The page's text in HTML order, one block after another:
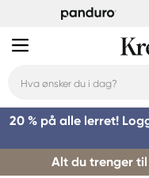
20 % på alle lerret!
Alt du trenger